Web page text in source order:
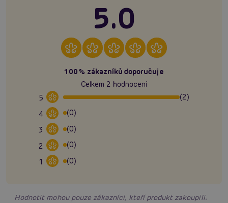
5.0
100% zákazníků doporučuje
Celkem 2 hodnocení
5
(2)
4
(0)
3
(0)
2
(0)
1
(0)
Hodnotit mohou pouze zákazníci, kteří produkt zakoupili.